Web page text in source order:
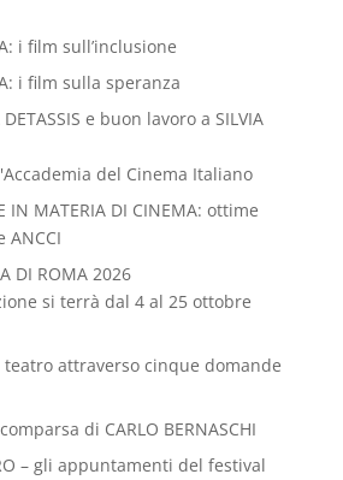
i film sull’inclusione
i film sulla speranza
e buon lavoro a SILVIA
del Cinema Italiano
IN MATERIA DI CINEMA: ottime
ANCCI
DI ROMA 2026
si terrà dal 4 al 25 ottobre
attraverso cinque domande
di CARLO BERNASCHI
– gli appuntamenti del festival